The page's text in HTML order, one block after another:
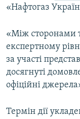
«Нафтогаз
«Між сторонами
експертному
за участі
досягнуті
офіційні
Термін дії